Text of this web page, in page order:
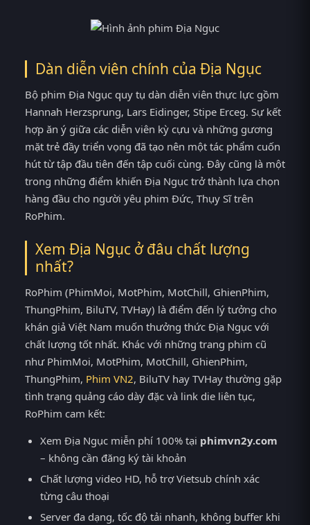
Dàn diễn viên chính của Địa Ngục
Bộ phim Địa Ngục quy tụ dàn diễn viên thực lực gồm
Hannah Herzsprung, Lars Eidinger, Stipe Erceg. Sự kết
hợp ăn ý giữa các diễn viên kỳ cựu và những gương
mặt trẻ đầy triển vọng đã tạo nên một tác phẩm cuốn
hút từ tập đầu tiên đến tập cuối cùng. Đây cũng là một
trong những điểm khiến Địa Ngục trở thành lựa chọn
hàng đầu cho người yêu phim Đức, Thụy Sĩ trên
RoPhim.
Xem Địa Ngục ở đâu chất lượng
nhất?
RoPhim (PhimMoi, MotPhim, MotChill, GhienPhim,
ThungPhim, BiluTV, TVHay) là điểm đến lý tưởng cho
khán giả Việt Nam muốn thưởng thức Địa Ngục với
chất lượng tốt nhất. Khác với những trang phim cũ
như PhimMoi, MotPhim, MotChill, GhienPhim,
ThungPhim, Phim VN2, BiluTV hay TVHay thường gặp
tình trạng quảng cáo dày đặc và link die liên tục,
RoPhim cam kết:
Xem Địa Ngục miễn phí 100% tại phimvn2y.com
– không cần đăng ký tài khoản
Chất lượng video HD, hỗ trợ Vietsub chính xác
từng câu thoại
Server đa dạng, tốc độ tải nhanh, không buffer khi